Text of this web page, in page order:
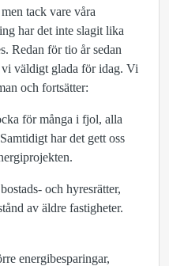
tack vare våra
har det inte slagit lika
Redan för tio år sedan
väldigt glada för idag. Vi
och fortsätter:
för många i fjol, alla
har det gett oss
och hyresrätter,
av äldre fastigheter.
energibesparingar,